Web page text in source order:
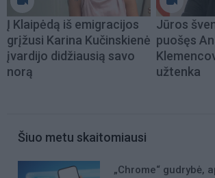
Į Klaipėdą iš emigracijos
grįžusi Karina Kučinskienė
įvardijo didžiausią savo
norą
Jūros
puošęs
užtenka
Šiuo metu skaitomiausi
„Chrome“ gudrybė,